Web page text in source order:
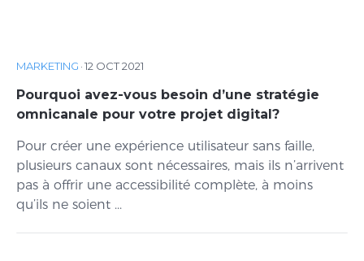
MARKETING ·12 OCT 2021
Pourquoi avez-vous besoin d’une stratégie
omnicanale pour votre projet digital?
Pour créer une expérience utilisateur sans faille,
plusieurs canaux sont nécessaires, mais ils n’arrivent
pas à offrir une accessibilité complète, à moins
qu’ils ne soient ...